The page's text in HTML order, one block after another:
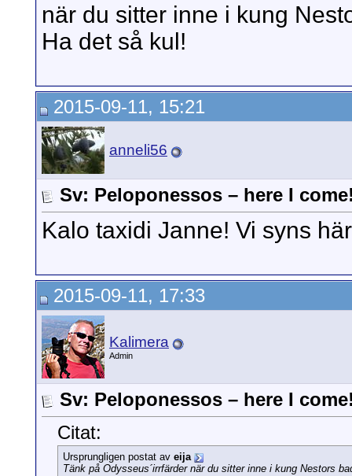
när du sitter inne i kung
Ha det så kul!
2015-09-11, 15:21
anneli56
Sv: Peloponessos – here I
Kalo taxidi Janne! Vi syns
2015-09-11, 17:33
Kalimera
Admin
Sv: Peloponessos – here I
Citat:
Ursprungligen postat av eija
Tänk på Odysseus´irrfärder när du sitter inne i kung Nestors